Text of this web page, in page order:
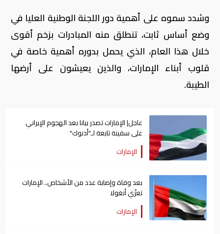
وشدد سموه على أهمية دور اللجنة الوطنية العليا في
وضع أساس ثابت، تنطلق منه المبادرات بزخم أقوى
خلال هذا العام، الذي يحمل بدوره أهمية خاصة في
قلوب أبناء الإمارات، والذين يعيشون على أرضها
الطيبة.
عاجل| الإمارات تصدر بيانا بعد الهجوم الإيراني
على سفينة تابعة لـ"أدنوك"
الإمارات
بعد وفاة وإصابة عدد من الأشخاص.. الإمارات
تعزّي أنغولا
الإمارات